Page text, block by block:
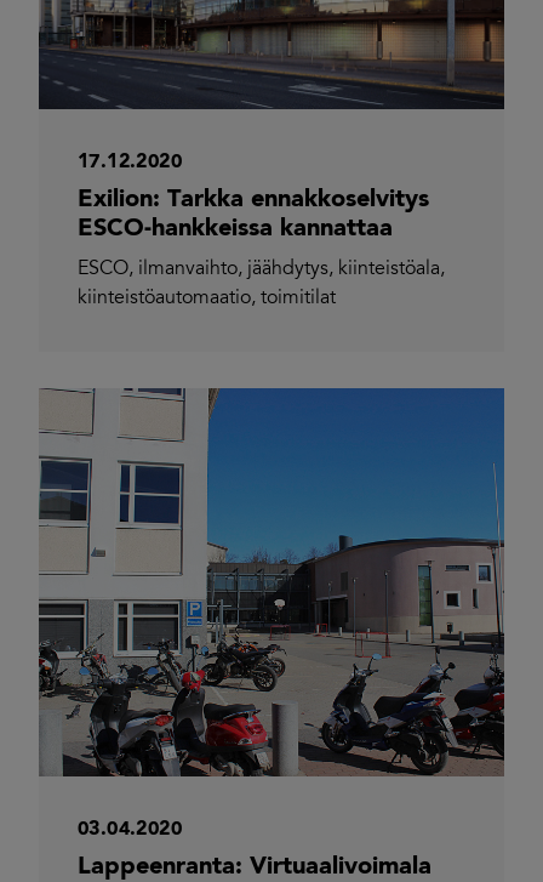
17.12.2020
Exilion: Tarkka ennakkoselvitys
ESCO-hankkeissa kannattaa
ESCO, ilmanvaihto, jäähdytys, kiinteistöala,
kiinteistöautomaatio, toimitilat
03.04.2020
Lappeenranta: Virtuaalivoimala